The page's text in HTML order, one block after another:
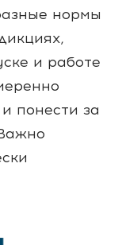
нормы
и работе
понести за